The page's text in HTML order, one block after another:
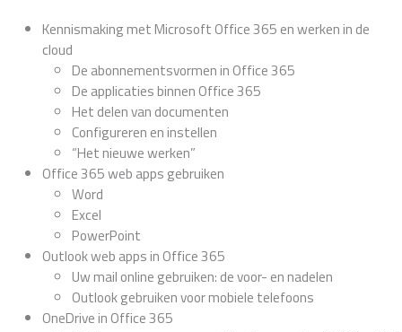
Kennismaking met Microsoft Office 365 en werken in de
cloud
De abonnementsvormen in Office 365
De applicaties binnen Office 365
Het delen van documenten
Configureren en instellen
“Het nieuwe werken”
Office 365 web apps gebruiken
Word
Excel
PowerPoint
Outlook web apps in Office 365
Uw mail online gebruiken: de voor- en nadelen
Outlook gebruiken voor mobiele telefoons
OneDrive in Office 365